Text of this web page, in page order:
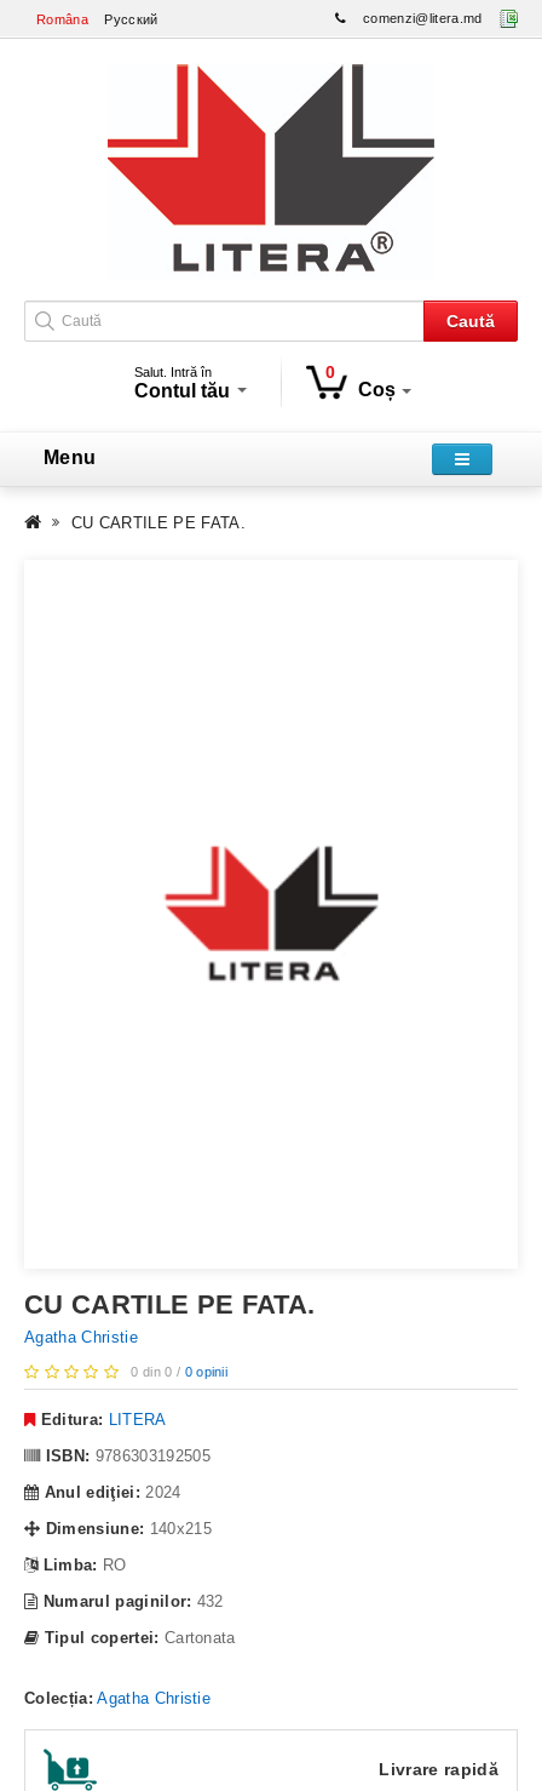
Româna Русский comenzi@litera.md
Caută
Salut. Intră în
Contul tău
0
Coș
Menu
CU CARTILE PE FATA.
CU CARTILE PE FATA.
Agatha Christie
0 din 0 / 0 opinii
Editura: LITERA
ISBN: 9786303192505
Anul ediţiei: 2024
Dimensiune: 140x215
Limba: RO
Numarul paginilor: 432
Tipul copertei: Cartonata
Colecția: Agatha Christie
Livrare rapidă